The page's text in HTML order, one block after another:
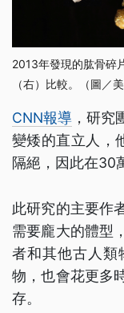
2013年發現的肱骨碎
（右）比較。（圖／美
CNN報導 ，研
變矮的直立人，
隔絕，因此在30
此研究的主要作
需要龐大的體型
者和其他古人類
物，也會花更多
存。